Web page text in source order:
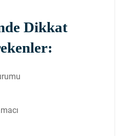
Dikkat